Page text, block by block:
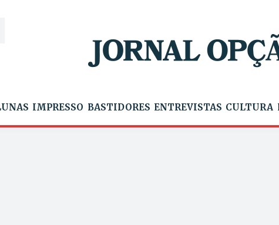
IMPRESSO BASTIDORES ENTREVISTAS CULTURA